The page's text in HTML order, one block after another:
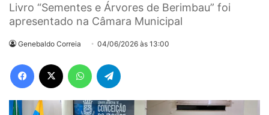
Livro “Sementes e Árvores de Berimbau” foi
apresentado na Câmara Municipal
Genebaldo Correia 04/06/2026 às 13:00
Facebook WhatsApp